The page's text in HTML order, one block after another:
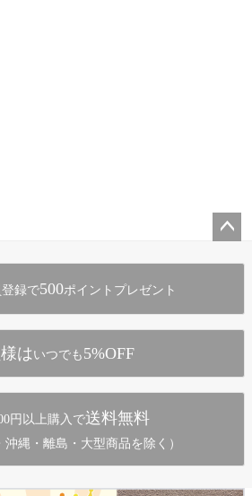
録で500ポイントプレゼント
は いつでも 5%OFF
円以上購入で送料無料
沖縄・離島・大型商品を除く）